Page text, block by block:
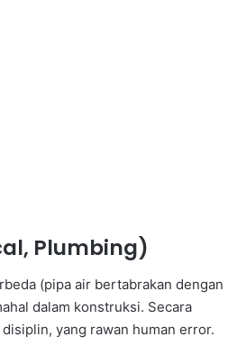
Plumbing)
(pipa air bertabrakan dengan
dalam konstruksi. Secara
yang rawan human error.